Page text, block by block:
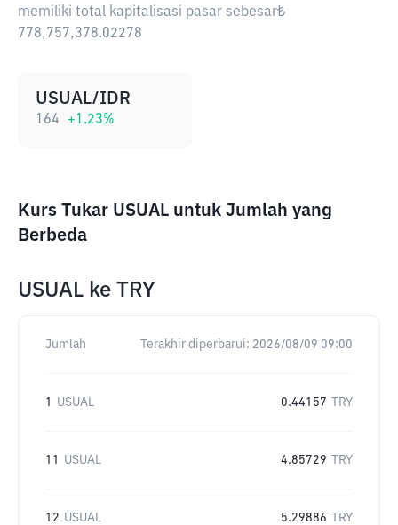
memiliki total kapitalisasi pasar sebesar₺
778,757,378.02278
USUAL/IDR
164 +1.23%
Kurs Tukar USUAL untuk Jumlah yang
Berbeda
USUAL ke TRY
Jumlah Terakhir diperbarui: 2026/08/09 09:00
1 USUAL 0.44157 TRY
11 USUAL 4.85729 TRY
12 USUAL 5.29886 TRY